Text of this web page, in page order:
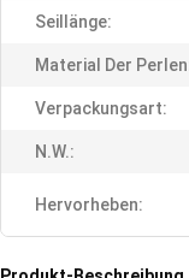
Seillänge:
Material Der
Verpackungsart:
N.W.:
Hervorheben: